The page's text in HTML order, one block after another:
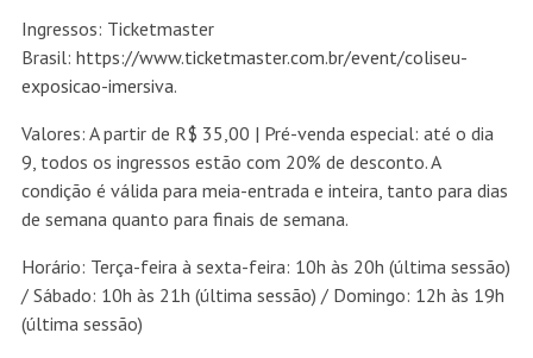
Ingressos: Ticketmaster
Brasil: https://www.ticketmaster.com.br/event/coliseu-
exposicao-imersiva.
Valores: A partir de R$ 35,00 | Pré-venda especial: até o dia
9, todos os ingressos estão com 20% de desconto. A
condição é válida para meia-entrada e inteira, tanto para dias
de semana quanto para finais de semana.
Horário: Terça-feira à sexta-feira: 10h às 20h (última sessão)
/ Sábado: 10h às 21h (última sessão) / Domingo: 12h às 19h
(última sessão)